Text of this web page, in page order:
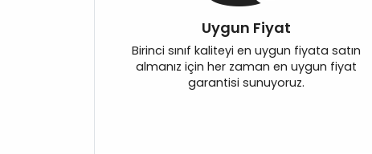
Uygun Fiyat
Birinci sınıf kaliteyi en uygun fiyata satın
almanız için her zaman en uygun fiyat
garantisi sunuyoruz.